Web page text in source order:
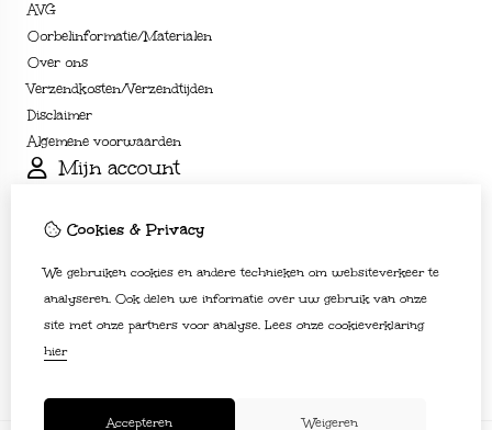
AVG
Oorbelinformatie/Materialen
Over ons
Verzendkosten/Verzendtijden
Disclaimer
Algemene voorwaarden
Mijn account
Bestelhistorie
Nieuwsbrief
Klantenservice
Contact
Sitemap
Cookies & Privacy
We gebruiken cookies en andere technieken om websiteverkeer te
analyseren. Ook delen we informatie over uw gebruik van onze
site met onze partners voor analyse. Lees onze cookieverklaring
hier
Accepteren Weigeren